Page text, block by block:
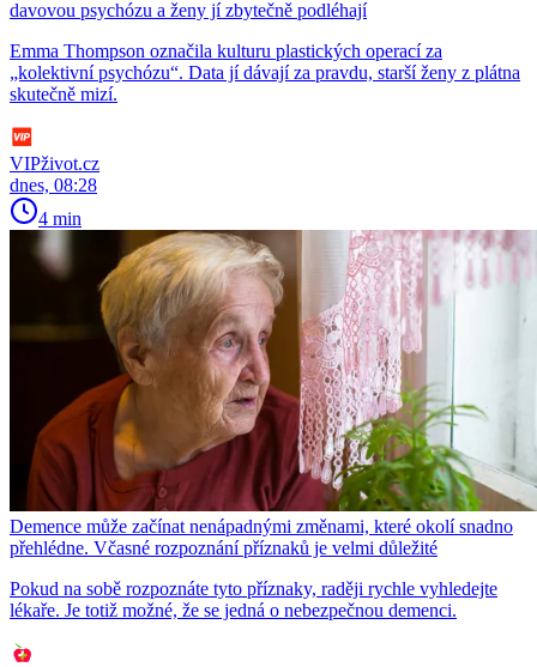
davovou psychózu a ženy jí zbytečně podléhají
Emma Thompson označila kulturu plastických operací za
„kolektivní psychózu“. Data jí dávají za pravdu, starší ženy z plátna
skutečně mizí.
VIPživot.cz
dnes, 08:28
4 min
Demence může začínat nenápadnými změnami, které okolí snadno
přehlédne. Včasné rozpoznání příznaků je velmi důležité
Pokud na sobě rozpoznáte tyto příznaky, raději rychle vyhledejte
lékaře. Je totiž možné, že se jedná o nebezpečnou demenci.